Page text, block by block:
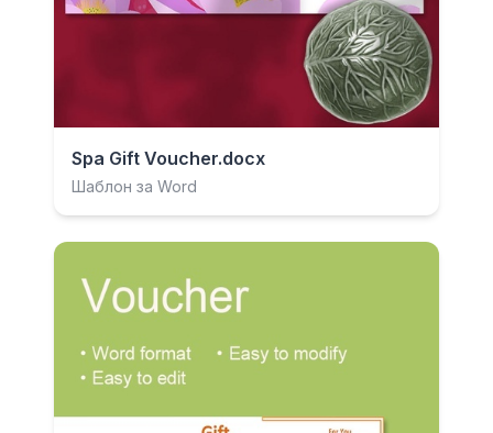
Spa Gift Voucher.docx
Шаблон за Word